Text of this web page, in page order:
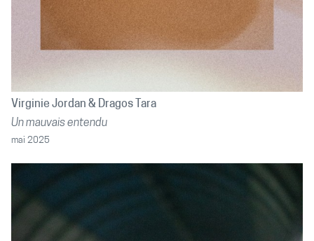
Virginie Jordan
Dragos Tara
Un mauvais entendu
mai 2025